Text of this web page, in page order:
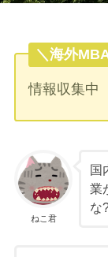
＼海外
情報収集中
ねこ君
国
業
な